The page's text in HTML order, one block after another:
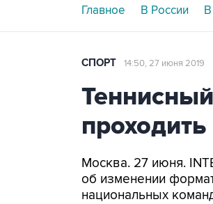
Главное В России
СПОРТ 14:50, 27 июня 2019
Москва. 27 июня.
об изменении
национальных